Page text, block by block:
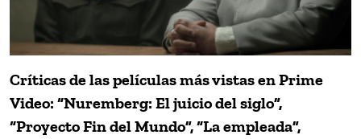
Críticas de las películas más vistas en Prime
Video: “Nuremberg: El juicio del siglo”,
“Proyecto Fin del Mundo”, “La empleada”,